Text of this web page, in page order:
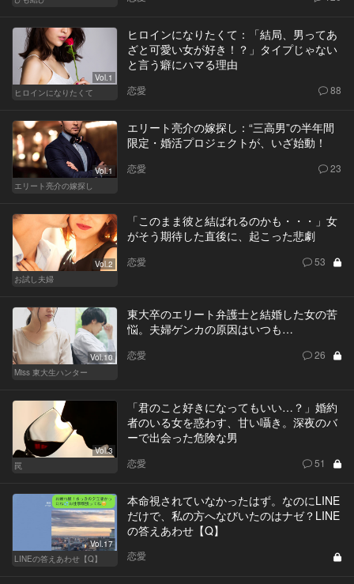
Vol.1
ヒロインになりたくて
ヒロインになりたくて：「結局、男ってあ
ざと可愛い女が好き！？」タイプじゃない
と言う癖にハマる理由
恋愛 88
Vol.1
エリート亮介の嫁探し
エリート亮介の嫁探し：“三高男”の半年間
限定・婚活プロジェクトが、いざ始動！
恋愛 23
Vol.2
お試し夫婦
「このまま彼と結ばれるのかも・・・」女
がそう期待した直後に、起こった悲劇
恋愛 53
Vol.10
Miss 東大生ハンター
東大卒のエリート弁護士と結婚した女の苦
悩。夫婦ゲンカの原因はいつも…
恋愛 26
Vol.3
罠
「君のこと好きになってもいい…？」婚約
者のいる女を惑わす、甘い囁き。深夜のバ
ーで出会った危険な男
恋愛 51
Vol.17
LINEの答えあわせ【Q】
本命視されていなかったはず。なのにLINE
だけで、私の方へなびいたのはナゼ？LINE
の答えあわせ【Q】
恋愛